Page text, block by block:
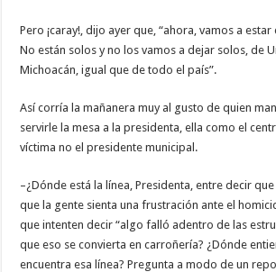
Pero ¡caray!, dijo ayer que, “ahora, vamos a
No están solos y no los vamos a dejar solos, de
Michoacán, igual que de todo el país”.
Así corría la mañanera muy al gusto de quien
servirle la mesa a la presidenta, ella como el
víctima no el presidente municipal.
–¿Dónde está la línea, Presidenta, entre decir
que la gente sienta una frustración ante el
que intenten decir “algo falló adentro de las
que eso se convierta en carroñería? ¿Dónde
encuentra esa línea? Pregunta a modo de un